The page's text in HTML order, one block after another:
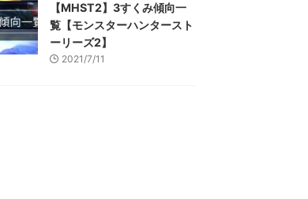
【MHST2】3すくみ傾向一
覧【モンスターハンタースト
ーリーズ2】
2021/7/11